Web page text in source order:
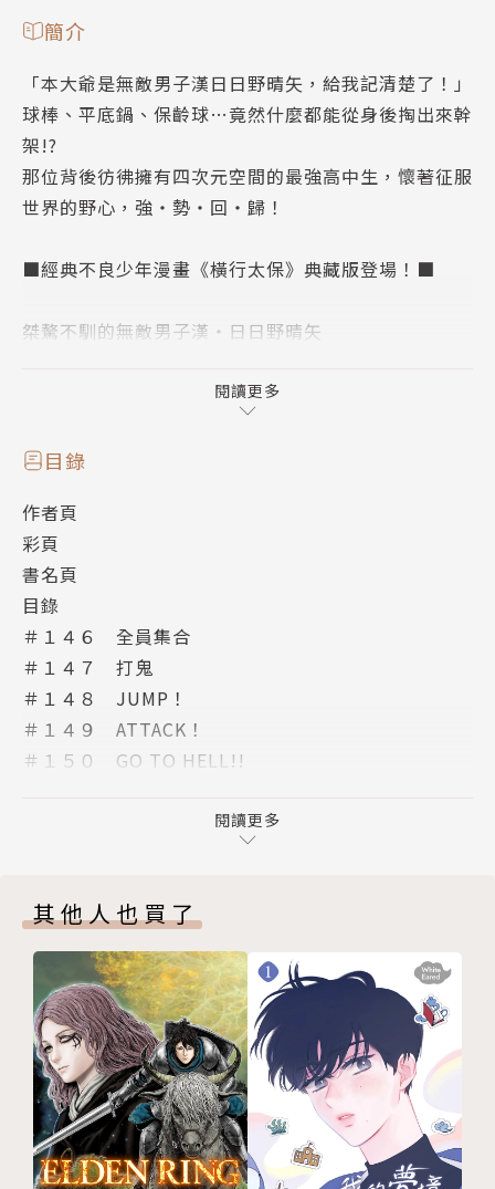
簡介
「本大爺是無敵男子漢日日野晴矢，給我記清楚了！」
球棒、平底鍋、保齡球…竟然什麼都能從身後掏出來幹
架!?
那位背後彷彿擁有四次元空間的最強高中生，懷著征服
世界的野心，強・勢・回・歸！
■經典不良少年漫畫《橫行太保》典藏版登場！■
桀驁不馴的無敵男子漢・日日野晴矢
人小志氣高的未來大畫家・岡本清志朗
勇敢追愛的亮麗JK・山奈美智留
與夥伴們共享的回憶，
是青春最珍貴的寶物。
【書籍特色】
✦全系列內文重新翻譯潤飾，讓新版讀起來更順暢，並
放大開本至25K，提升閱讀舒適度。
✦重新設計台灣典藏版書衣，並獨家收錄封面彩圖為開
頭彩頁，完整重現梅澤春人筆下的帥氣角色。
晴矢等人為了從畫商・影野手中奪回夢幻名畫「未完的
不過，影野花錢雇用的鬼門高學生早在裡面嚴陣以待…
而晴矢和薊之間也將在此做出了斷！！
閱讀更多
目錄
作者頁
彩頁
書名頁
目錄
＃１４６ 全員集合
＃１４７ 打鬼
＃１４８ JUMP！
＃１４９ ATTACK！
＃１５０ GO TO HELL!!
＃１５２ BURNING!!
＃１５３ GET THE DREAM!!
＃１５５ 餓狼
＃１５６ Adults
＃１５７ 禁忌花園
＃１５８ 魔掌
＃１５９ OUTSIDE
＃１６０ BAD FEELING
版權頁
封底
閱讀更多
其他人也買了